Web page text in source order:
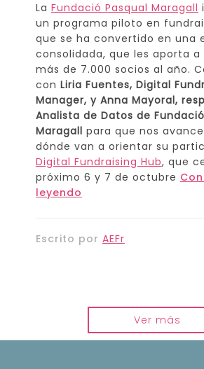
La Fundació Pasqual Maragall
un programa piloto en
que se ha convertido en una
consolidada, que les aporta
más de 7.000 socios al año.
con Liria Fuentes, Digital
Manager, y Anna Mayoral,
Analista de Datos de
Maragall para que nos
dónde van a orientar su
Digital Fundraising Hub, que
próximo 6 y 7 de octubre
leyendo
Escrito por AEFr
Ver más